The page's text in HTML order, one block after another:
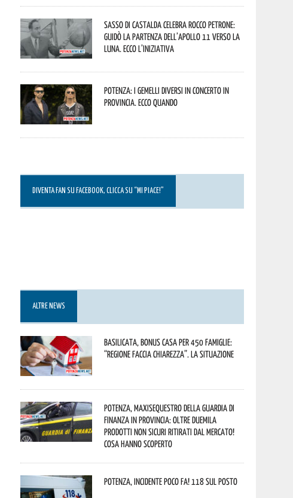
Sasso di Castalda celebra Rocco Petrone:
guidò la partenza dell’Apollo 11 verso la
Luna. Ecco l’iniziativa
Potenza: i Gemelli DiVersi in concerto in
provincia. Ecco quando
DIVENTA FAN SU FACEBOOK, CLICCA SU “MI PIACE!”
ALTRE NEWS
Basilicata, Bonus casa per 450 famiglie:
“Regione faccia chiarezza”. La situazione
Potenza, maxisequestro della Guardia di
Finanza in provincia: oltre duemila
prodotti non sicuri ritirati dal mercato!
Cosa hanno scoperto
Potenza, incidente poco fa! 118 sul posto